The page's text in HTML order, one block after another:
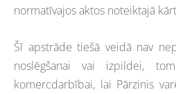
normatīvajos aktos noteiktajā
Šī apstrāde tiešā veidā nav
noslēgšanai vai izpildei,
komercdarbībai, lai Pārzinis